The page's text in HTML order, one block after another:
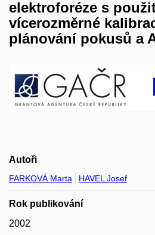
elektroforéze s
vícerozměrné
plánování pokusů a
Autoři
FARKOVÁ Marta HAVEL Josef
Rok publikování
2002